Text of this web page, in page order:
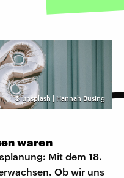
©unsplash | Hannah Busing
waren
Mit dem 18.
Ob wir uns